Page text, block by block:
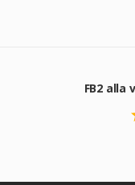
FB2 alla